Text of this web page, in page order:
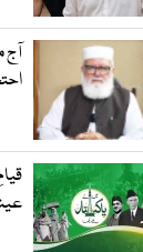
آج